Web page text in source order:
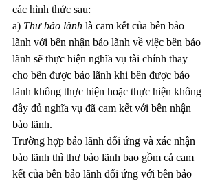
các hình thức sau:
a) Thư bảo lãnh là cam kết của bên bảo
lãnh với bên nhận bảo lãnh về việc bên bảo
lãnh sẽ thực hiện nghĩa vụ tài chính thay
cho bên được bảo lãnh khi bên được bảo
lãnh không thực hiện hoặc thực hiện không
đầy đủ nghĩa vụ đã cam kết với bên nhận
bảo lãnh.
Trường hợp bảo lãnh đối ứng và xác nhận
bảo lãnh thì thư bảo lãnh bao gồm cả cam
kết của bên bảo lãnh đối ứng với bên bảo